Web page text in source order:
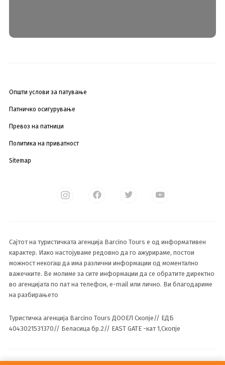
Општи услови за патување
Патничко осигурување
Превоз на патници
Политика на приватност
Sitemap
Сајтот на туристичката агенција Barcino Tours е од информативен
карактер. Иако настојуваме редовно да го ажурираме, постои
можност некогаш да има различни информации од моментално
важечките. Ве молиме за сите информации да се обратите директно
во агенцијата по пат на телефон, e-mail или лично. Ви благодариме
на разбирањето
Туристичка агенција Barcino Tours ДООЕЛ Скопје// ЕДБ
4043021531370// Беласица бр.2// EAST GATE -кат 1,Скопје